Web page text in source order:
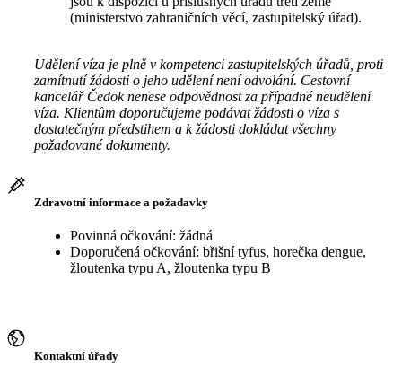
(ministerstvo zahraničních věcí, zastupitelský úřad).
Udělení víza je plně v kompetenci zastupitelských úřadů, proti
zamítnutí žádosti o jeho udělení není odvolání. Cestovní
kancelář Čedok nenese odpovědnost za případné neudělení
víza. Klientům doporučujeme podávat žádosti o víza s
dostatečným předstihem a k žádosti dokládat všechny
požadované dokumenty.
Zdravotní informace a požadavky
Povinná očkování: žádná
Doporučená očkování: břišní tyfus, horečka dengue,
žloutenka typu A, žloutenka typu B
Kontaktní úřady